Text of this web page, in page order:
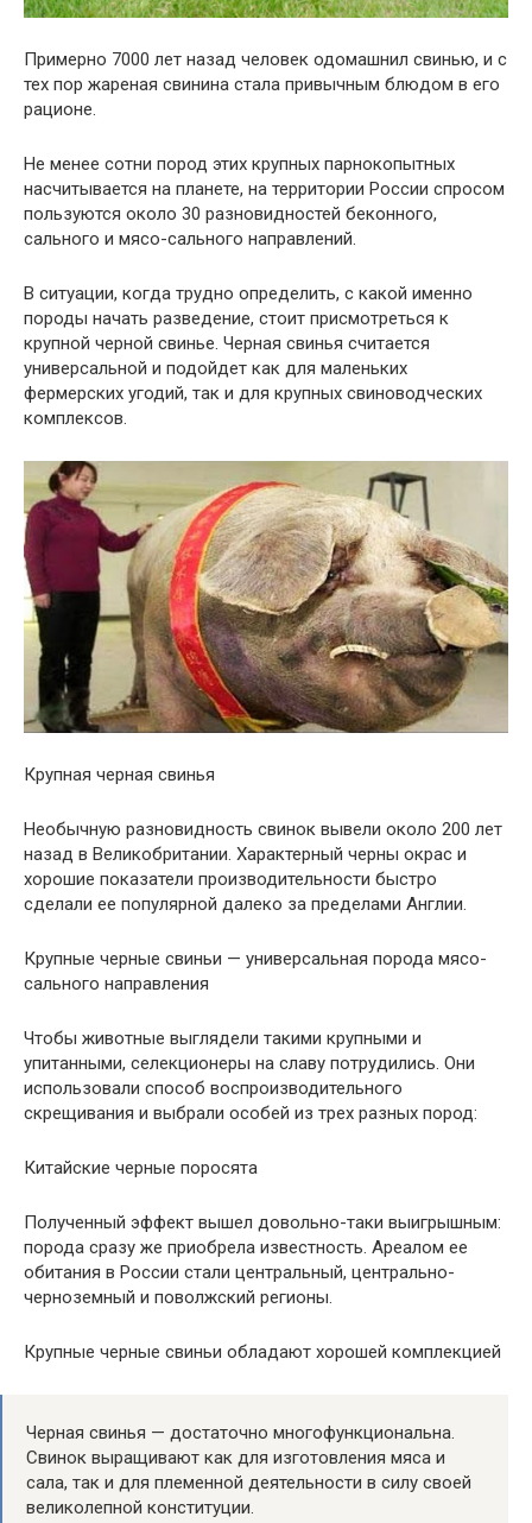
Примерно 7000 лет назад человек одомашнил свинью, и с
тех пор жареная свинина стала привычным блюдом в его
рационе.
Не менее сотни пород этих крупных парнокопытных
насчитывается на планете, на территории России спросом
пользуются около 30 разновидностей беконного,
сального и мясо-сального направлений.
В ситуации, когда трудно определить, с какой именно
породы начать разведение, стоит присмотреться к
крупной черной свинье. Черная свинья считается
универсальной и подойдет как для маленьких
фермерских угодий, так и для крупных свиноводческих
комплексов.
Крупная черная свинья
Необычную разновидность свинок вывели около 200 лет
назад в Великобритании. Характерный черны окрас и
хорошие показатели производительности быстро
сделали ее популярной далеко за пределами Англии.
Крупные черные свиньи — универсальная порода мясо-
сального направления
Чтобы животные выглядели такими крупными и
упитанными, селекционеры на славу потрудились. Они
использовали способ воспроизводительного
скрещивания и выбрали особей из трех разных пород:
Китайские черные поросята
Полученный эффект вышел довольно-таки выигрышным:
порода сразу же приобрела известность. Ареалом ее
обитания в России стали центральный, центрально-
черноземный и поволжский регионы.
Крупные черные свиньи обладают хорошей комплекцией
Черная свинья — достаточно многофункциональна.
Свинок выращивают как для изготовления мяса и
сала, так и для племенной деятельности в силу своей
великолепной конституции.